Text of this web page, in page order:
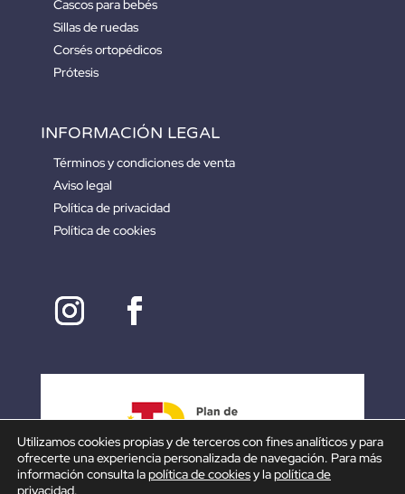
Cascos para bebés
Sillas de ruedas
Corsés ortopédicos
Prótesis
INFORMACIÓN LEGAL
Términos y condiciones de venta
Aviso legal
Política de privacidad
Política de cookies
Utilizamos cookies propias y de terceros con fines analíticos y para
ofrecerte una experiencia personalizada de navegación. Para más
información consulta lapolítica de cookiesy lapolítica de
privacidad.